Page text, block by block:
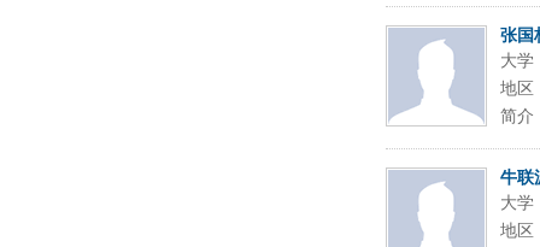
张国
大学
地区
简介
牛联
大学
地区